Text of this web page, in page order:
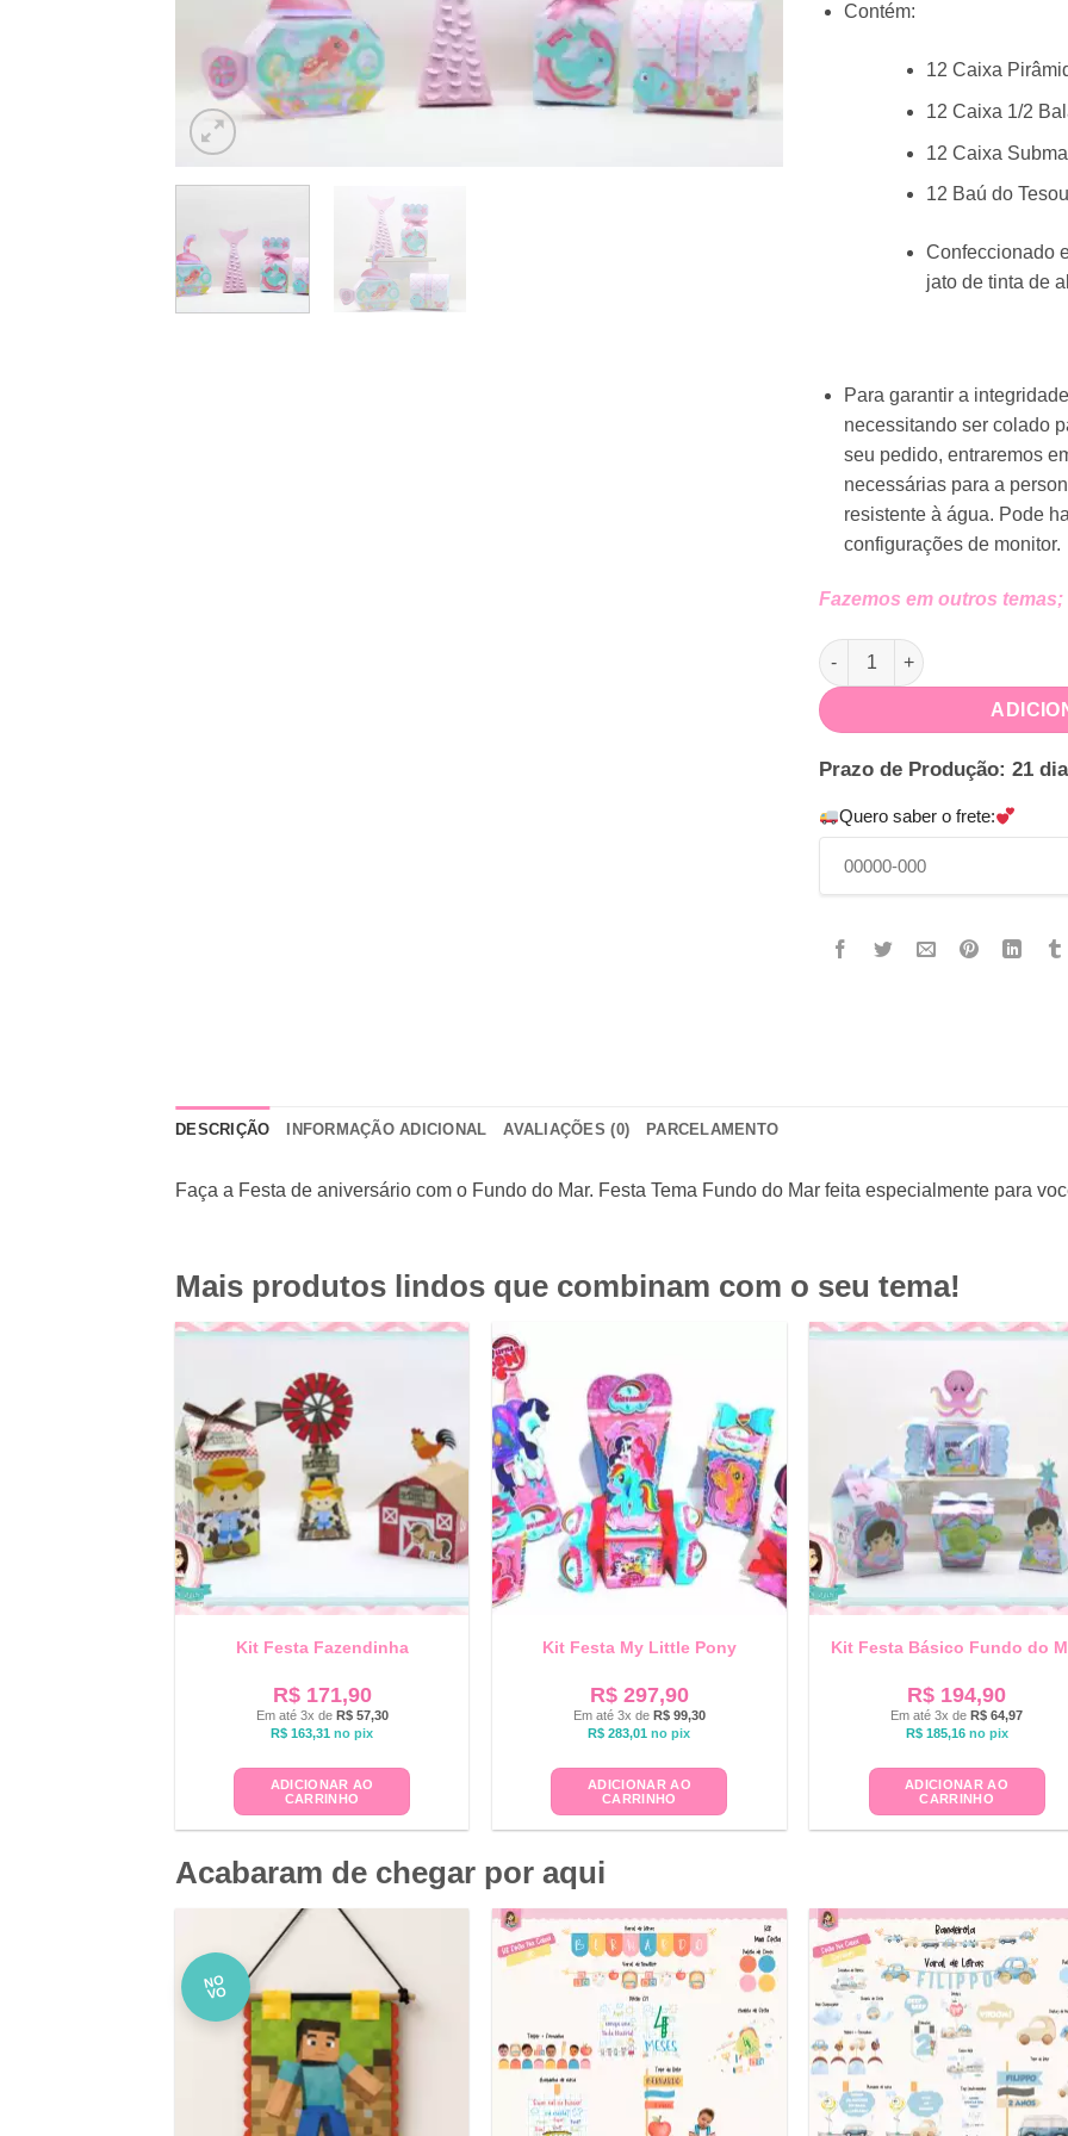
Contém:
12 Caixa
12 Caixa 1/2
12 Caixa
12 Baú do
Confeccionado
jato de tinta de
Para garantir a
necessitando ser colado
seu pedido, entraremos
necessárias para a
resistente à água. Pode
configurações de monitor.
Fazemos em outros temas;
Kit Festa Fundo do Mar
Prazo de Produção: 21
Quero saber o frete:
DESCRIÇÃO INFORMAÇÃO ADICIONAL AVALIAÇÕES (0) PARCELAMENTO
Faça a Festa de aniversário com o Fundo do Mar. Festa Tema Fundo do Mar feita especialmente para
Mais produtos lindos que combinam com o seu tema!
Kit Festa Fazendinha
R$171,90
Em até 3x de R$57,30
R$ 163,31 no pix
ADICIONAR AO
CARRINHO
Kit Festa My Little Pony
R$297,90
Em até 3x de R$99,30
R$ 283,01 no pix
ADICIONAR AO
CARRINHO
Kit Festa Básico Fundo do
R$ 194,90
Em até 3x de R$ 64,97
R$185,16 no pix
ADICIONAR AO
CARRINHO
Acabaram de chegar por aqui
NO
VO